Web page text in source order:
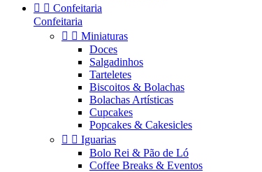
  Confeitaria
Confeitaria
  Miniaturas
Doces
Salgadinhos
Tarteletes
Biscoitos & Bolachas
Bolachas Artísticas
Cupcakes
Popcakes & Cakesicles
  Iguarias
Bolo Rei & Pão de Ló
Coffee Breaks & Eventos